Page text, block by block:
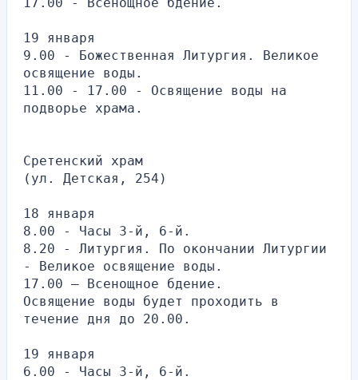
19 января
9.00 - Божественная Литургия. Великое
освящение воды.
11.00 - 17.00 - Освящение воды на
подворье храма.
Сретенский храм
(ул. Детская, 254)
18 января
8.00 - Часы 3-й, 6-й.
8.20 - Литургия. По окончании Литургии
- Великое освящение воды.
17.00 — Всенощное бдение.
Освящение воды будет проходить в
течение дня до 20.00.
19 января
6.00 - Часы 3-й, 6-й.